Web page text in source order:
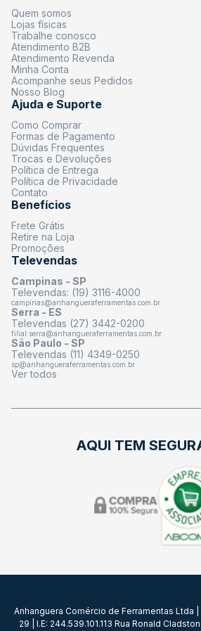
Quem somos
Lojas físicas
Trabalhe conosco
Atendimento B2B
Atendimento Revenda
Minha Conta
Acompanhe seus Pedidos
Nosso Blog
Ajuda e Suporte
Como Comprar
Formas de Pagamento
Dúvidas Frequentes
Trocas e Devoluções
Política de Entrega
Política de Privacidade
Contato
Benefícios
Frete Grátis
Retire na Loja
Promoções
Televendas
Campinas - SP
Televendas: (19) 3116-4000
campinas@anhangueraferramentas.com.br
Serra - ES
Televendas (27) 3442-0200
filial.serra@anhangueraferramentas.com.br
São Paulo - SP
Televendas (11) 4349-0250
sp@anhangueraferramentas.com.br
Ver todos
AQUI TEM
Anhanguera Comércio de Ferramentas Ltda
29 | I.E: 244.539.101.113 Rua Ronald